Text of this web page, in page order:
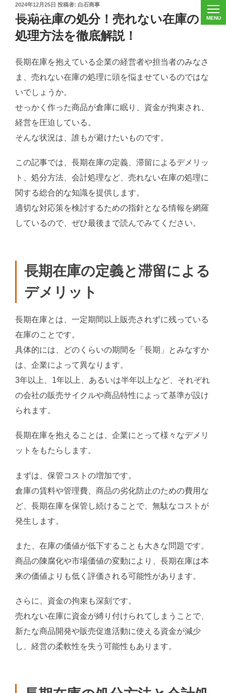
投
稿
日:
2024年12月25日 投稿者: 白石商事
長期在庫の処分！売れない在庫の
処理方法を徹底解説！
長期在庫を抱えている企業の経営者や担当者のみなさ
ま、売れない在庫の処理に頭を悩ませているのではな
いでしょうか。
せっかく作った商品が倉庫に眠り、資金が拘束され、
経営を圧迫している。
そんな状況は、誰もが避けたいものです。
この記事では、長期在庫の定義、滞留によるデメリッ
ト、処分方法、会計処理など、売れない在庫の処理に
関する総合的な知識を提供します。
適切な対応策を検討するための指針となる情報を網羅
しているので、ぜひ最後まで読んでみてください。
長期在庫の定義と滞留による
デメリット
長期在庫とは、一定期間以上販売されずに残っている
在庫のことです。
具体的には、どのくらいの期間を「長期」とみなすか
は、企業によって異なります。
3年以上、1年以上、あるいは半年以上など、それぞれ
の会社の販売サイクルや商品特性によって基準が設け
られます。
長期在庫を抱えることは、企業にとって様々なデメリ
ットをもたらします。
まずは、保管コストの増加です。
倉庫の賃料や管理費、商品の劣化防止のための費用な
ど、長期在庫を保管し続けることで、無駄なコストが
発生します。
また、在庫の価値が低下することも大きな問題です。
商品の陳腐化や市場価値の変動により、長期在庫は本
来の価値よりも低く評価される可能性があります。
さらに、資金の拘束も深刻です。
売れない在庫に資金が縛り付けられてしまうことで、
新たな商品開発や販売促進活動に使える資金が減少
し、経営の柔軟性を失う可能性もあります。